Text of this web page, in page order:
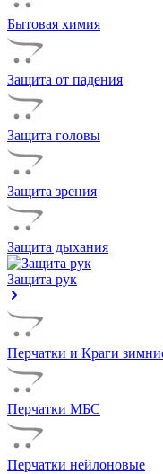
Бытовая химия
Защита от падения
Защита головы
Защита зрения
Защита дыхания
Защита рук
Перчатки и Краги
Перчатки МБС
Перчатки нейлоновые